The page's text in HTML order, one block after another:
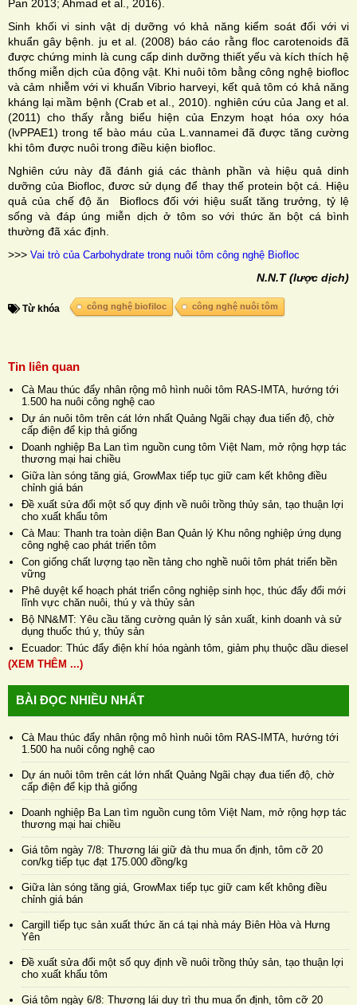
Pan 2013; Ahmad et al., 2016).
Sinh khối vi sinh vật dị dưỡng vó khả năng kiểm soát đối với vi
khuẩn gây bệnh. ju et al. (2008) báo cáo rằng floc carotenoids đã
được chứng minh là cung cấp dinh dưỡng thiết yếu và kích thích hệ
thống miễn dịch của động vật. Khi nuôi tôm bằng công nghệ biofloc
và cảm nhiễm với vi khuẩn Vibrio harveyi, kết quả tôm có khả năng
kháng lại mầm bệnh (Crab et al., 2010). nghiên cứu của Jang et al.
(2011) cho thấy rằng biểu hiện của Enzym hoạt hóa oxy hóa
(lvPPAE1) trong tế bào máu của L.vannamei đã được tăng cường
khi tôm được nuôi trong điều kiện biofloc.
Nghiên cứu này đã đánh giá các thành phần và hiệu quả dinh
dưỡng của Biofloc, đươc sử dụng để thay thế protein bột cá. Hiệu
quả của chế độ ăn Bioflocs đối với hiệu suất tăng trưởng, tỷ lệ
sống và đáp úng miễn dịch ở tôm so với thức ăn bột cá bình
thường đã xác định.
>>> Vai trò của Carbohydrate trong nuôi tôm công nghệ Biofloc
N.N.T (lược dịch)
Từ khóa công nghệ biofiloc công nghệ nuôi tôm
Tin liên quan
Cà Mau thúc đẩy nhân rộng mô hình nuôi tôm RAS-IMTA, hướng tới
1.500 ha nuôi công nghệ cao
Dự án nuôi tôm trên cát lớn nhất Quảng Ngãi chạy đua tiến độ, chờ
cấp điện để kịp thả giống
Doanh nghiệp Ba Lan tìm nguồn cung tôm Việt Nam, mở rộng hợp tác
thương mại hai chiều
Giữa làn sóng tăng giá, GrowMax tiếp tục giữ cam kết không điều
chỉnh giá bán
Đề xuất sửa đổi một số quy định về nuôi trồng thủy sản, tạo thuận lợi
cho xuất khẩu tôm
Cà Mau: Thanh tra toàn diện Ban Quản lý Khu nông nghiệp ứng dụng
công nghệ cao phát triển tôm
Con giống chất lượng tạo nền tảng cho nghề nuôi tôm phát triển bền
vững
Phê duyệt kế hoạch phát triển công nghiệp sinh học, thúc đẩy đổi mới
lĩnh vực chăn nuôi, thú y và thủy sản
Bộ NN&MT: Yêu cầu tăng cường quản lý sản xuất, kinh doanh và sử
dụng thuốc thú y, thủy sản
Ecuador: Thúc đẩy điện khí hóa ngành tôm, giảm phụ thuộc dầu diesel
(XEM THÊM ...)
BÀI ĐỌC NHIỀU NHẤT
Cà Mau thúc đẩy nhân rộng mô hình nuôi tôm RAS-IMTA, hướng tới
1.500 ha nuôi công nghệ cao
Dự án nuôi tôm trên cát lớn nhất Quảng Ngãi chạy đua tiến độ, chờ
cấp điện để kịp thả giống
Doanh nghiệp Ba Lan tìm nguồn cung tôm Việt Nam, mở rộng hợp tác
thương mại hai chiều
Giá tôm ngày 7/8: Thương lái giữ đà thu mua ổn định, tôm cỡ 20
con/kg tiếp tục đạt 175.000 đồng/kg
Giữa làn sóng tăng giá, GrowMax tiếp tục giữ cam kết không điều
chỉnh giá bán
Cargill tiếp tục sản xuất thức ăn cá tại nhà máy Biên Hòa và Hưng
Yên
Đề xuất sửa đổi một số quy định về nuôi trồng thủy sản, tạo thuận lợi
cho xuất khẩu tôm
Giá tôm ngày 6/8: Thương lái duy trì thu mua ổn định, tôm cỡ 20